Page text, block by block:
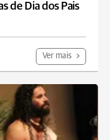
de Dia dos Pais
Ver mais